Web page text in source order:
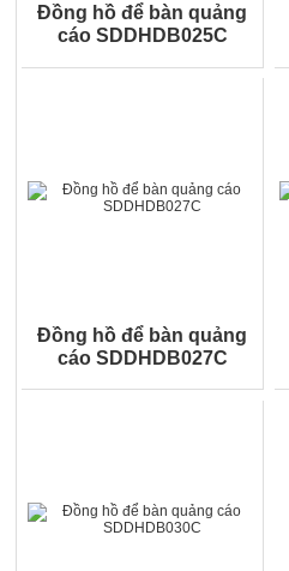
Đồng hồ để bàn quảng
cáo SDDHDB025C
Đồng hồ để bàn quảng
cáo SDDHDB027C